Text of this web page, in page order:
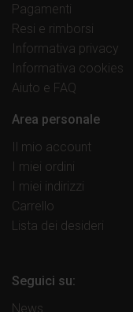
Pagamenti
Resi e rimborsi
Informativa privacy
Informativa cookies
Aiuto e FAQ
Area personale
Il mio account
I miei ordini
I miei indirizzi
Carrello
Lista dei desideri
Seguici su:
News